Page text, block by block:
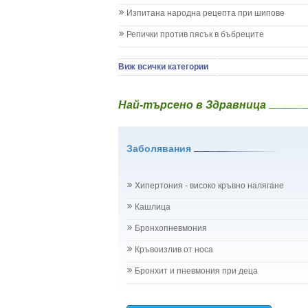
Менингит
Млечница
Нощно напикаване - енуреза
Плач
Проблеми с очите на бебето и детето
Рубеола
Температура - висока
Хрема при бебето и детето
Бъбреци
Бъбречна поликистоза
Изпитана народна рецепта при шипове
Репички против пясък в бъбреците
Виж всички категории
Най-търсено в Здравница
Заболявания
Хипертония - високо кръвно налягане
Кашлица
Бронхопневмония
Кръвоизлив от носа
Бронхит и пневмония при деца